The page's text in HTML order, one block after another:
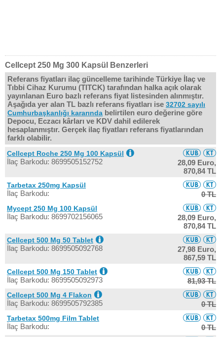
Cellcept 250 Mg 300 Kapsül Benzerleri
Referans fiyatları ilaç güncelleme tarihinde Türkiye İlaç ve
Tıbbi Cihaz Kurumu (TITCK) tarafından halka açık olarak
yayınlanan Euro bazlı referans fiyat listesinden alınmıştır.
Aşağıda yer alan TL bazlı referans fiyatları ise 32702 sayılı
Cumhurbaşkanlığı kararında belirtilen euro değerine göre
Depocu, Eczacı kârları ve KDV dahil edilerek
hesaplanmıştır. Gerçek ilaç fiyatları referans fiyatlarından
farklı olabilir.
Cellcept Roche 250 Mg 100 Kapsül
İlaç Barkodu: 8699505152752
28,09 Euro,
870,84 TL
Tarbetax 250mg Kapsül
İlaç Barkodu: 0 TL
Mycept 250 Mg 100 Kapsül
İlaç Barkodu: 8699702156065
28,09 Euro,
870,84 TL
Cellcept 500 Mg 50 Tablet
İlaç Barkodu: 8699505092768
27,98 Euro,
867,59 TL
Cellcept 500 Mg 150 Tablet
İlaç Barkodu: 8699505092973 81,93 TL
Cellcept 500 Mg 4 Flakon
İlaç Barkodu: 8699505792385 0 TL
Tarbetax 500mg Film Tablet
İlaç Barkodu: 0 TL